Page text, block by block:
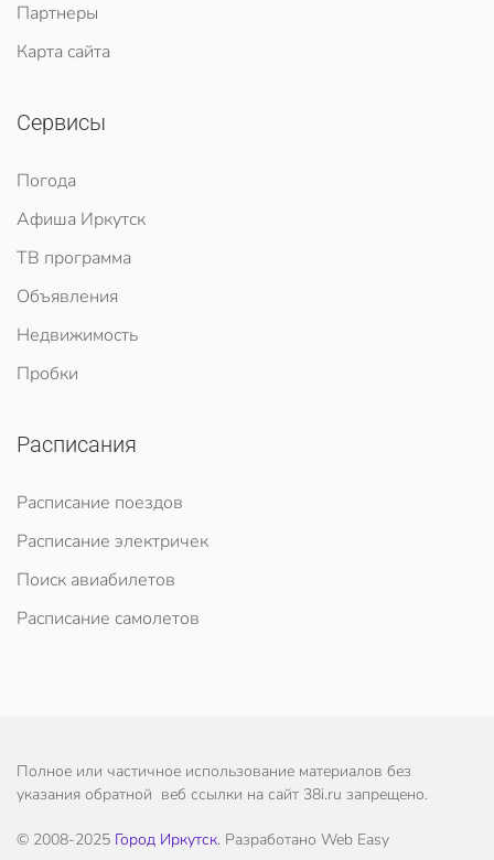
Партнеры
Карта сайта
Сервисы
Погода
Афиша Иркутск
ТВ программа
Объявления
Недвижимость
Пробки
Расписания
Расписание поездов
Расписание электричек
Поиск авиабилетов
Расписание самолетов
Полное или частичное использование материалов без
указания обратной веб ссылки на сайт 38i.ru запрещено.
© 2008-2025 Город Иркутск. Разработано Web Easy